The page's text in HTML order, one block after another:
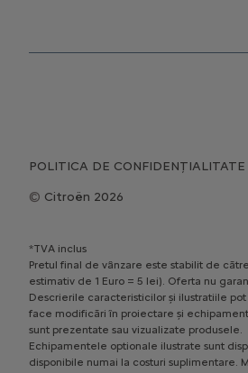
Citroën 2026
POLITICA DE CONFIDENȚIALITATE
*TVA inclus
Pretul final de vânzare este stabilit de
estimativ de 1 Euro = 5 lei). Oferta nu
Descrierile caracteristicilor și ilustratiile
face modificări în proiectare și
sunt prezentate sau vizualizate produsele.
Echipamentele optionale ilustrate sunt
disponibile numai la costuri suplimentare.